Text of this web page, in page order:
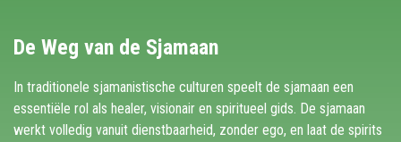
De Weg van de Sjamaan
In traditionele sjamanistische culturen speelt de sjamaan een
essentiële rol als healer, visionair en spiritueel gids. De sjamaan
werkt volledig vanuit dienstbaarheid, zonder ego, en laat de spirits